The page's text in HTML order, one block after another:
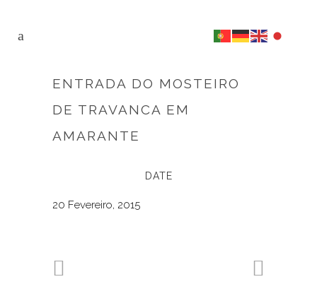
ENTRADA DO MOSTEIRO
DE TRAVANCA EM
AMARANTE
DATE
20 Fevereiro, 2015